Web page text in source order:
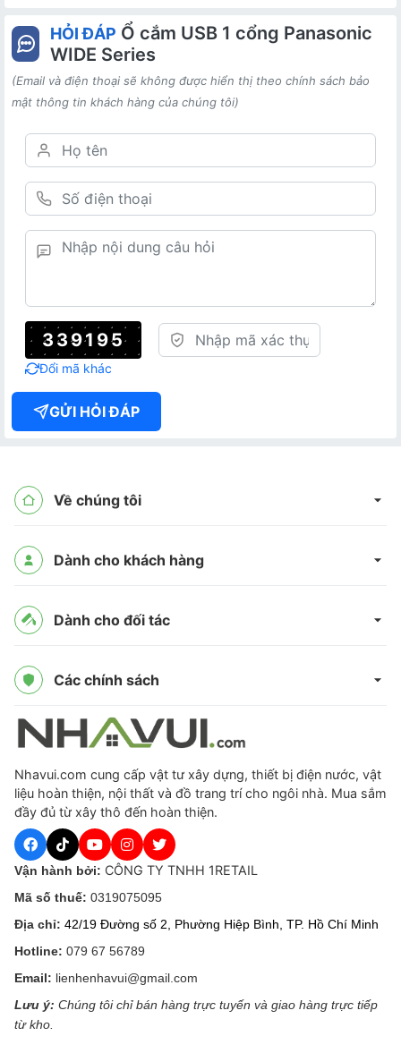
HỎI ĐÁP Ổ cắm USB 1 cổng Panasonic
WIDE Series
(Email và điện thoại sẽ không được hiển thị theo chính sách bảo
mật thông tin khách hàng của chúng tôi)
339195
Đổi mã khác
GỬI HỎI ĐÁP
Về chúng tôi
Dành cho khách hàng
Dành cho đối tác
Các chính sách
Nhavui.com cung cấp vật tư xây dựng, thiết bị điện nước, vật
liệu hoàn thiện, nội thất và đồ trang trí cho ngôi nhà. Mua sắm
đầy đủ từ xây thô đến hoàn thiện.
Vận hành bởi: CÔNG TY TNHH 1RETAIL
Mã số thuế: 0319075095
Địa chỉ: 42/19 Đường số 2, Phường Hiệp Bình, TP. Hồ Chí Minh
Hotline: 079 67 56789
Email: lienhenhavui@gmail.com
Lưu ý: Chúng tôi chỉ bán hàng trực tuyến và giao hàng trực tiếp
từ kho.